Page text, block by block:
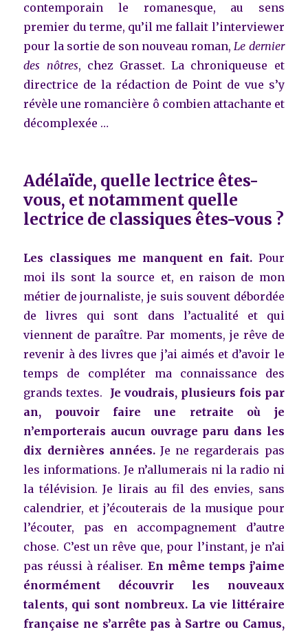
contemporain le romanesque, au sens
premier du terme, qu’il me fallait l’interviewer
pour la sortie de son nouveau roman,Le dernier
des nôtres, chez Grasset. La chroniqueuse et
directrice de la rédaction de Point de vue s’y
révèle une romancière ô combien attachante et
décomplexée …
Adélaïde, quelle lectrice êtes-
vous, et notamment quelle
lectrice de classiques êtes-vous ?
Les classiques me manquent en fait. Pour
moi ils sont la source et, en raison de mon
métier de journaliste, je suis souvent débordée
de livres qui sont dans l’actualité et qui
viennent de paraître. Par moments, je rêve de
revenir à des livres que j’ai aimés et d’avoir le
temps de compléter ma connaissance des
grands textes. Je voudrais, plusieurs fois par
an, pouvoir faire une retraite où je
n’emporterais aucun ouvrage paru dans les
dix dernières années. Je ne regarderais pas
les informations. Je n’allumerais ni la radio ni
la télévision. Je lirais au fil des envies, sans
calendrier, et j’écouterais de la musique pour
l’écouter, pas en accompagnement d’autre
chose. C’est un rêve que, pour l’instant, je n’ai
pas réussi à réaliser. En même temps j’aime
énormément découvrir les nouveaux
talents, qui sont nombreux. La vie littéraire
française ne s’arrête pas à Sartre ou Camus,